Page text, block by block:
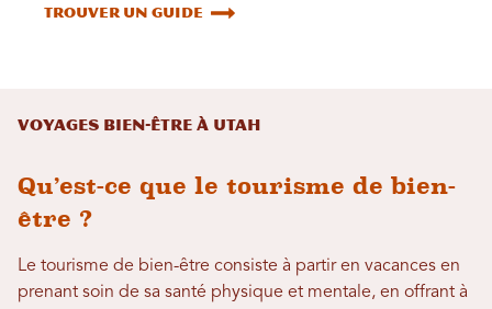
Trouver un guide
Voyages bien-être à Utah
Qu’est-ce que le tourisme de bien-
être ?
Le tourisme de bien-être consiste à partir en vacances en
prenant soin de sa santé physique et mentale, en offrant à